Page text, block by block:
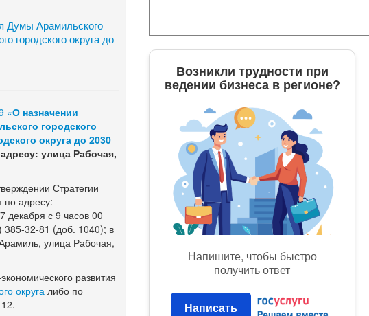
Думы Арамильского
городского округа до
«О назначении
городского
округа до 2030
улица Рабочая,
Стратегии
по адресу:
декабря с 9 часов 00
385-32-81 (доб. 1040); в
улица Рабочая,
развития
округа либо по
Возникли трудности при
ведении бизнеса в регионе?
Напишите, чтобы быстро
получить ответ
Написать